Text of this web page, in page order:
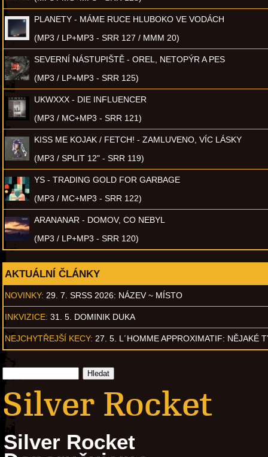
PLANETY - MÁME RUCE HLUBOKO VE VODÁCH
(MP3 / LP+MP3 - SRR 127 / MMM 20)
SEVERNÍ NÁSTUPIŠTĚ - OREL, NETOPÝR A PES
(MP3 / LP+MP3 - SRR 125)
UKWXXX - DIE INFLUENCER
(MP3 / MC+MP3 - SRR 121)
KISS ME KOJAK / FETCH! - ZAMLUVENO, VÍC LÁSKY
(MP3 / SPLIT 12" - SRR 119)
YS - TRADING GOLD FOR GARBAGE
(MP3 / MC+MP3 - SRR 122)
ARANANAR - DOMOV, CO NEBYL
(MP3 / LP+MP3 - SRR 120)
AKTUÁLNÍ ČLÁNKY
NOVINKY: 29. 7. SRSS 2026: NÁZEV ~ MÍSTO
INKVIZICE: 31. 5. DOMINIK DUKA
NEJCHYTŘEJŠÍ KECY: 27. 5. L´HOMME APPROXIMATIF: NĚJAKÉ
Silver Rocket
Silver Rocket